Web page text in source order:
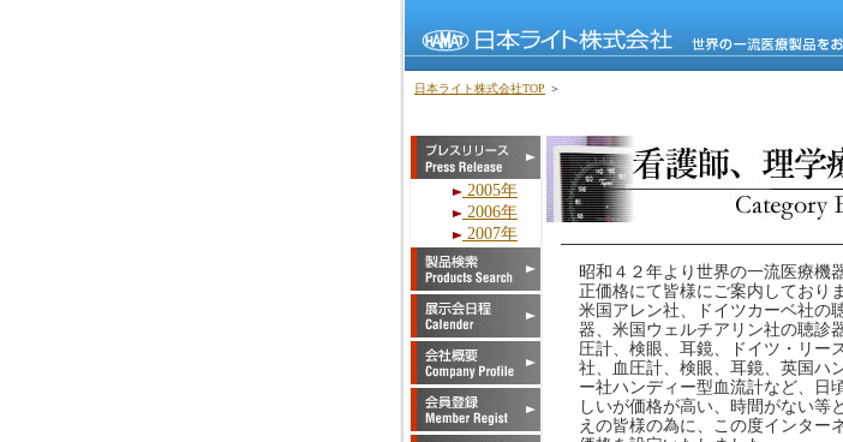
日本ライト株式会社TOP ＞
2005年
2006年
2007年
昭和４２年より世界の一流医療機
正価格にて皆様にご案内しておりま
米国アレン社、ドイツカーベ社の
器、米国ウェルチアリン社の聴診
圧計、検眼、耳鏡、ドイツ・リー
社、血圧計、検眼、耳鏡、英国ハ
ー社ハンディー型血流計など、日
しいが価格が高い、時間がない等
えの皆様の為に、この度インター